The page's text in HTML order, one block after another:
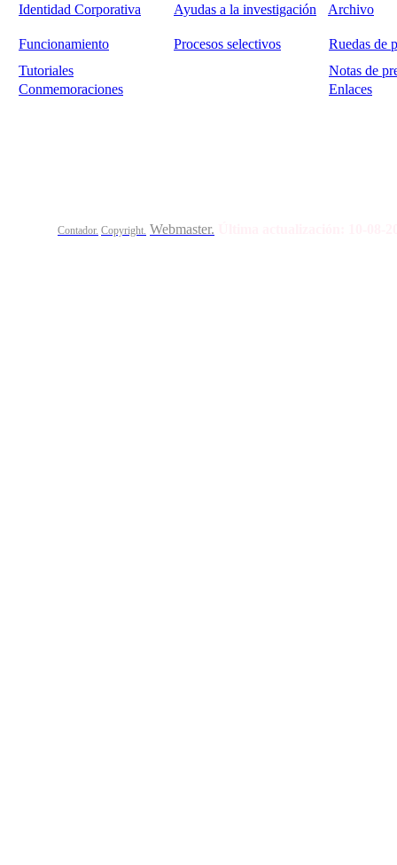
Identidad Corporativa Ayudas a la investigación Archivo
Funcionamiento Procesos selectivos
Ruedas de
Tutoriales
Notas de
Conmemoraciones
Enlaces
Contador. Copyright. Webmaster.